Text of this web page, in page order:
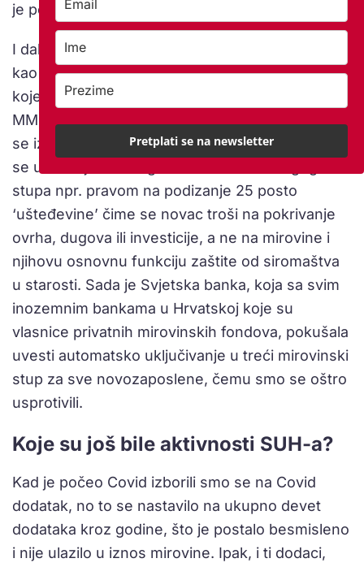
je povoljnija i ima bolju formulu usklađivanja.
I dalje smatramo da obvezni drugi stup treba,
kao što je to učinila većina europskih zemalja
koje su ga uvele pod pritiskom Svjetske banke i
MMF-a, transformirati u dobrovoljni, umjesto što
se izmišljaju različite zakonske olakšice kako bi
se umirovljenike nagovorilo na izbor drugog
stupa npr. pravom na podizanje 25 posto
‘ušteđevine’ čime se novac troši na pokrivanje
ovrha, dugova ili investicije, a ne na mirovine i
njihovu osnovnu funkciju zaštite od siromaštva
u starosti. Sada je Svjetska banka, koja sa svim
inozemnim bankama u Hrvatskoj koje su
vlasnice privatnih mirovinskih fondova, pokušala
uvesti automatsko uključivanje u treći mirovinski
stup za sve novozaposlene, čemu smo se oštro
usprotivili.
Koje su još bile aktivnosti SUH-a?
Kad je počeo Covid izborili smo se na Covid
dodatak, no to se nastavilo na ukupno devet
dodataka kroz godine, što je postalo besmisleno
i nije ulazilo u iznos mirovine. Ipak, i ti dodaci,
Pretplati se na newsletter